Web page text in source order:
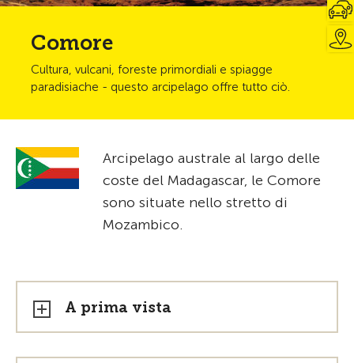
Comore
Cultura, vulcani, foreste primordiali e spiagge
paradisiache - questo arcipelago offre tutto ciò.
Arcipelago australe al largo delle
coste del Madagascar, le Comore
sono situate nello stretto di
Mozambico.
A prima vista